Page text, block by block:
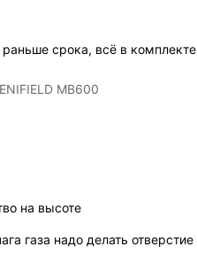
срока, всё в
MB600
на высоте
газа надо делать